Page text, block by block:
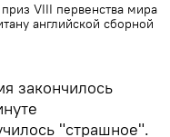
VIII первенства мира
английской сборной
закончилось
"страшное".